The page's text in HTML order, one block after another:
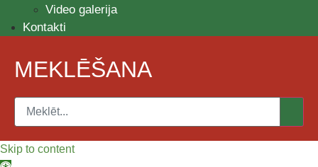
Video galerija
Kontakti
MEKLĒŠANA
Skip to content